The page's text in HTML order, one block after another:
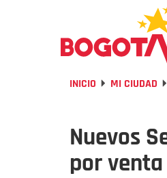
INICIO MI CIUDAD
Nuevos
por venta